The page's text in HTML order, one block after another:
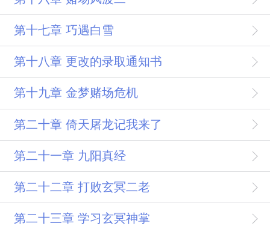
第十七章 巧遇白雪
第十八章 更改的录取通知书
第十九章 金梦赌场危机
第二十章 倚天屠龙记我来了
第二十一章 九阳真经
第二十二章 打败玄冥二老
第二十三章 学习玄冥神掌